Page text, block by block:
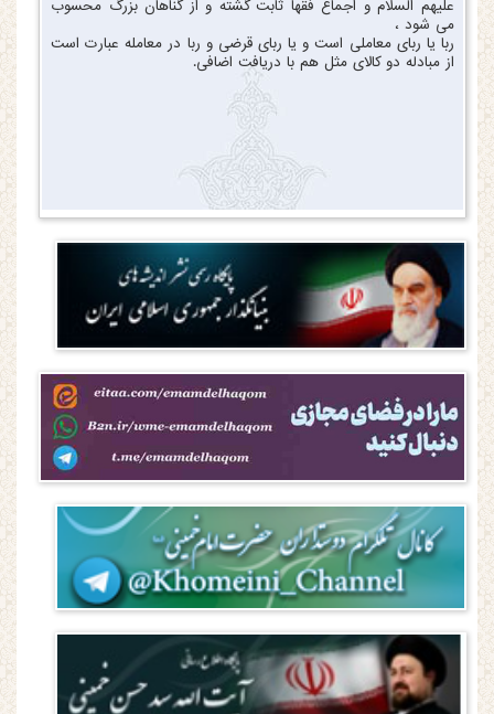
علیهم السلام و اجماع فقها ثابت گشته و از گناهان بزرگ محسوب
می شود ،
ربا یا ربای معاملی است و یا ربای قرضی و ربا در معامله عبارت است
از مبادله دو کالای مثل هم با دریافت اضافی.